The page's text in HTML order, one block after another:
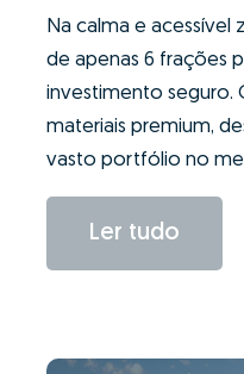
Na calma e acessível
de apenas 6 frações
investimento seguro.
materiais premium,
vasto portfólio no
Ler tudo